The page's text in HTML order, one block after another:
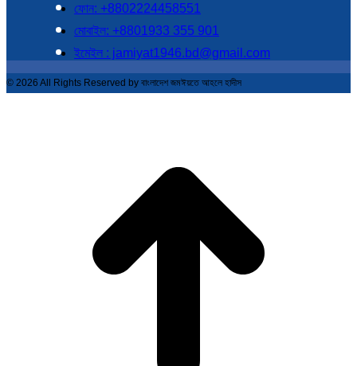
ফোন: +8802224458551
মোবাইল: +8801933 355 901
ইমেইল : jamiyat1946.bd@gmail.com
© 2026 All Rights Reserved by বাংলাদেশ জমঈয়তে আহলে হাদীস